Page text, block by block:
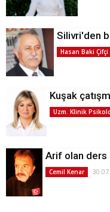
Silivri'den
Hasan Baki Çifçi
Kuşak
Uzm. Klinik
Arif olan ders
Cemil Kenar